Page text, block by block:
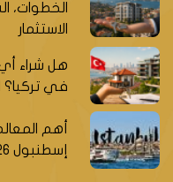
الخطوات،
الاستثمار
هل شراء أي
في تركيا؟
أهم
إسطنبول 2026